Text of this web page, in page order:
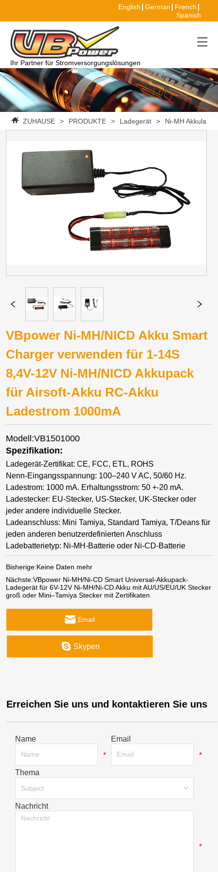
English German
French
Spanish
Ihr Partner für Stromversorgungslösungen
ZUHAUSE > PRODUKTE > Ladegerät > Ni-MH
VBpower Ni-MH/NICD Akku Smart
Charger verwenden für 1-14S
8,4V-12V Ni-MH/NICD Akkupack
für Airsoft-Akku RC-Akku
Ladestrom 1000mA
Modell:VB1501000
Spezifikation:
Ladegerät-Zertifikat: CE, FCC, ETL, ROHS
Nenn-Eingangsspannung: 100–240 V AC, 50/60 Hz.
Ladestrom: 1000 mA. Erhaltungsstrom: 50 +-20 mA.
Ladestecker: EU-Stecker, US-Stecker, UK-Stecker oder
jeder andere individuelle Stecker.
Ladeanschluss: Mini Tamiya, Standard Tamiya, T/Deans für
jeden anderen benutzerdefinierten Anschluss
Ladebatterietyp: Ni-MH-Batterie oder Ni-CD-Batterie
Bisherige:Keine Daten mehr
Nächste:VBpower Ni-MH/Ni-CD Smart Universal-Akkupack-
Ladegerät für 6V-12V Ni-MH/Ni-CD Akku mit AU/US/EU/UK Stecker
groß oder Mini–Tamiya Stecker mit Zertifikaten
Email
Skypen
Erreichen Sie uns und kontaktieren Sie uns
Name
*
Email
*
Thema
Subject
Nachricht
*